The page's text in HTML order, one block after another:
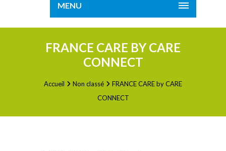
MENU
FRANCE CARE BY CARE
CONNECT
Accueil Non classé
FRANCE CARE by CARE
CONNECT